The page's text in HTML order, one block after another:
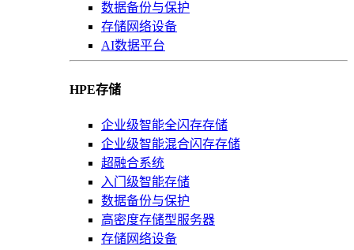
数据备份与保护
存储网络设备
AI数据平台
HPE存储
企业级智能全闪存存储
企业级智能混合闪存存储
超融合系统
入门级智能存储
数据备份与保护
高密度存储型服务器
存储网络设备